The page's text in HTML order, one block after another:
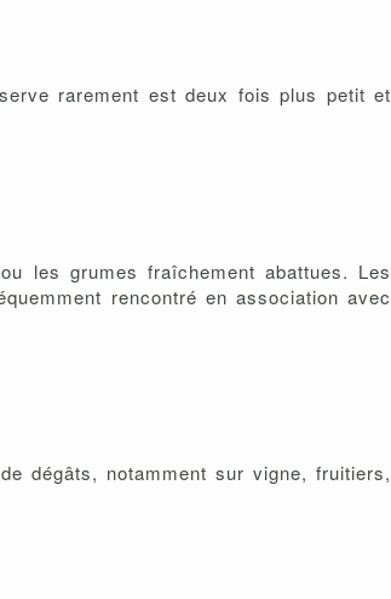
rarement est deux fois plus petit et
les grumes fraîchement abattues. Les
rencontré en association avec
dégâts, notamment sur vigne, fruitiers,